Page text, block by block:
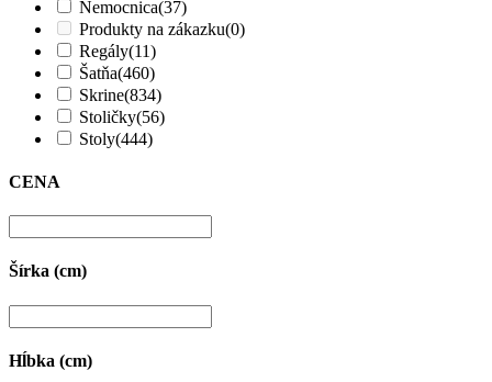
Nemocnica(37)
Produkty na zákazku(0)
Regály(11)
Šatňa(460)
Skrine(834)
Stoličky(56)
Stoly(444)
CENA
Šírka (cm)
Hĺbka (cm)